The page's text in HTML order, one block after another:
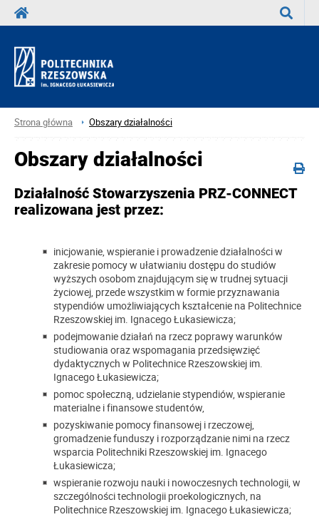
Strona główna Obszary działalności
Obszary działalności
Działalność Stowarzyszenia PRZ-CONNECT
realizowana jest przez:
inicjowanie, wspieranie i prowadzenie działalności w
zakresie pomocy w ułatwianiu dostępu do studiów
wyższych osobom znajdującym się w trudnej sytuacji
życiowej, przede wszystkim w formie przyznawania
stypendiów umożliwiających kształcenie na Politechnice
Rzeszowskiej im. Ignacego Łukasiewicza;
podejmowanie działań na rzecz poprawy warunków
studiowania oraz wspomagania przedsięwzięć
dydaktycznych w Politechnice Rzeszowskiej im.
Ignacego Łukasiewicza;
pomoc społeczną, udzielanie stypendiów, wspieranie
materialne i finansowe studentów,
pozyskiwanie pomocy finansowej i rzeczowej,
gromadzenie funduszy i rozporządzanie nimi na rzecz
wsparcia Politechniki Rzeszowskiej im. Ignacego
Łukasiewicza;
wspieranie rozwoju nauki i nowoczesnych technologii, w
szczególności technologii proekologicznych, na
Politechnice Rzeszowskiej im. Ignacego Łukasiewicza;